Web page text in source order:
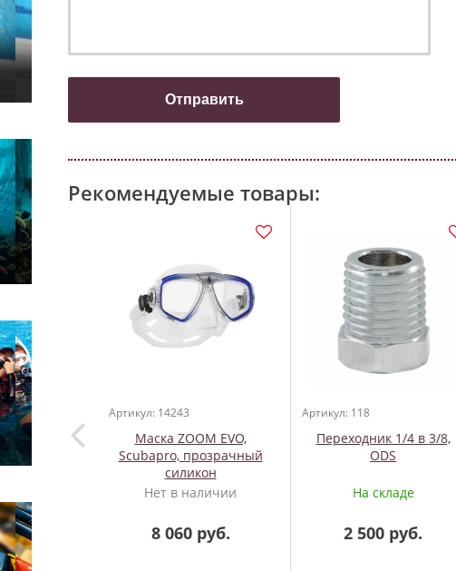
Рекомендуемые товары:
Артикул: 14243
Маска ZOOM EVO,
Scubapro, прозрачный
силикон
Нет в наличии
8 060 руб.
Артикул: 118
Переходник 1/4 в 3/8,
ODS
На складе
2 500 руб.